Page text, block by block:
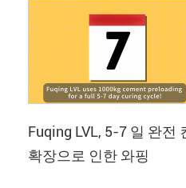
Fuqing LVL, 5-7 일 완전
확장으로 인한 와핑